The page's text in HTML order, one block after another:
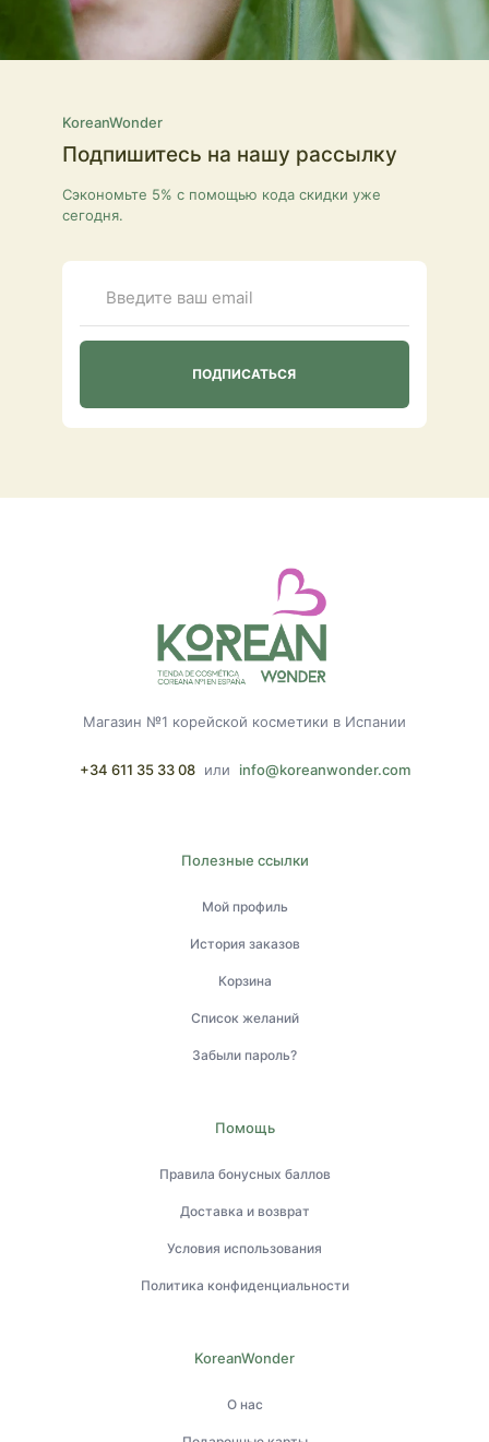
KoreanWonder
Подпишитесь на нашу рассылку
Сэкономьте 5% с помощью кода скидки уже
сегодня.
Магазин №1 корейской косметики в Испании
+34 611 35 33 08 или info@koreanwonder.com
Полезные ссылки
Мой профиль
История заказов
Корзина
Список желаний
Забыли пароль?
Помощь
Правила бонусных баллов
Доставка и возврат
Условия использования
Политика конфиденциальности
KoreanWonder
О нас